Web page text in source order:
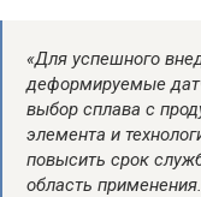
«Для успешного
деформируемые
выбор сплава с
элемента и
повысить срок
область